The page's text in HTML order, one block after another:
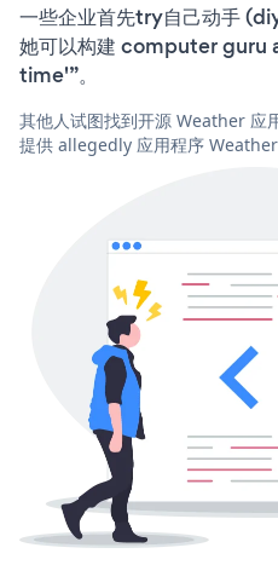
一些企业首先try自己动手
她可以构建 computer guru
time'”。
其他人试图找到开源 Weather
提供 allegedly 应用程序